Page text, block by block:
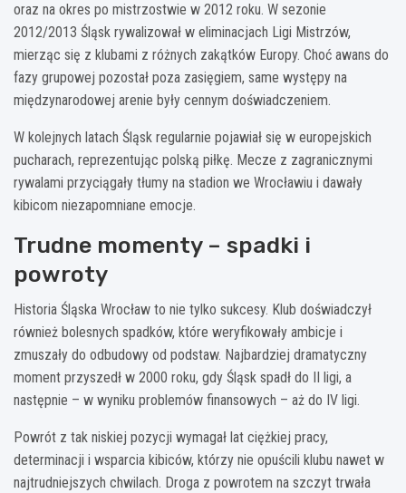
oraz na okres po mistrzostwie w 2012 roku. W sezonie
2012/2013 Śląsk rywalizował w eliminacjach Ligi Mistrzów,
mierząc się z klubami z różnych zakątków Europy. Choć awans do
fazy grupowej pozostał poza zasięgiem, same występy na
międzynarodowej arenie były cennym doświadczeniem.
W kolejnych latach Śląsk regularnie pojawiał się w europejskich
pucharach, reprezentując polską piłkę. Mecze z zagranicznymi
rywalami przyciągały tłumy na stadion we Wrocławiu i dawały
kibicom niezapomniane emocje.
Trudne momenty – spadki i
powroty
Historia Śląska Wrocław to nie tylko sukcesy. Klub doświadczył
również bolesnych spadków, które weryfikowały ambicje i
zmuszały do odbudowy od podstaw. Najbardziej dramatyczny
moment przyszedł w 2000 roku, gdy Śląsk spadł do II ligi, a
następnie – w wyniku problemów finansowych – aż do IV ligi.
Powrót z tak niskiej pozycji wymagał lat ciężkiej pracy,
determinacji i wsparcia kibiców, którzy nie opuścili klubu nawet w
najtrudniejszych chwilach. Droga z powrotem na szczyt trwała